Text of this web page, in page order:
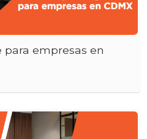
empresas en